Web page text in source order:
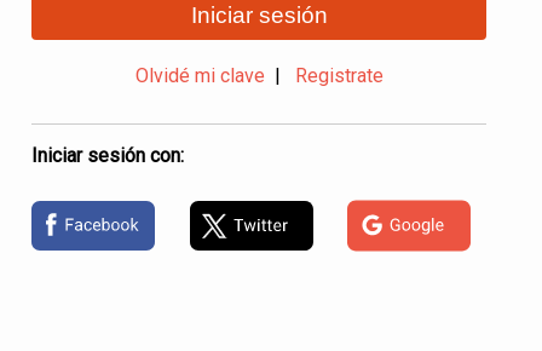
Iniciar sesión
Olvidé mi clave Registrate
Iniciar sesión con: